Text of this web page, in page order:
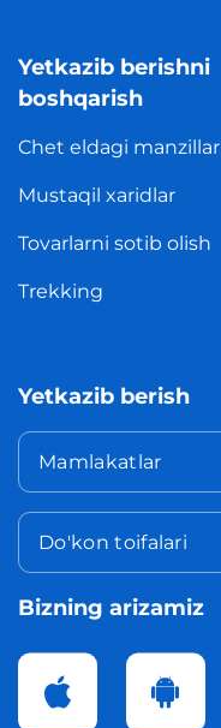
Yetkazib berishni
boshqarish
Chet eldagi manzillar
Mustaqil xaridlar
Tovarlarni sotib olish
Trekking
Yetkazib berish
Mamlakatlar
Do'kon toifalari
Bizning arizamiz